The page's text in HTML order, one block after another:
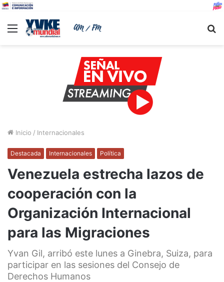
Menu
Inicio / Internacionales
Destacada Internacionales Política
Venezuela estrecha lazos de
cooperación con la
Organización Internacional
para las Migraciones
Yvan Gil, arribó este lunes a Ginebra, Suiza, para
participar en las sesiones del Consejo de
Derechos Humanos